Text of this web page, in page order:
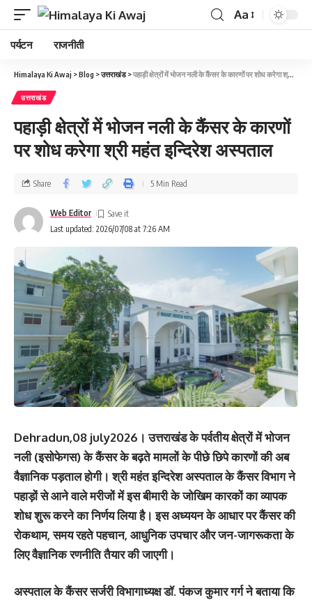
Aa
पर्यटन राजनीती
Himalaya Ki Awaj >Blog >उत्तराखंड>पहाड़ी क्षेत्रों में भोजन नली के कैंसर के कारणों पर शोध करेगा श्री महंत इन्दिरेश अस्पताल
उत्तराखंड
पहाड़ी क्षेत्रों में भोजन नली के कैंसर के कारणों
पर शोध करेगा श्री महंत इन्दिरेश अस्पताल
Last updated: 2026/07/08 at 7:26 AM
Web Editor
Share 5 Min Read
Dehradun,08 july2026। उत्तराखंड के पर्वतीय क्षेत्रों में भोजन
नली (इसोफेगस) के कैंसर के बढ़ते मामलों के पीछे छिपे कारणों की अब
वैज्ञानिक पड़ताल होगी। श्री महंत इन्दिरेश अस्पताल के कैंसर विभाग ने
पहाड़ों से आने वाले मरीजों में इस बीमारी के जोखिम कारकों का व्यापक
शोध शुरू करने का निर्णय लिया है। इस अध्ययन के आधार पर कैंसर की
रोकथाम, समय रहते पहचान, आधुनिक उपचार और जन-जागरूकता के
लिए वैज्ञानिक रणनीति तैयार की जाएगी।
अस्पताल के कैंसर सर्जरी विभागाध्यक्षडॉ. पंकज कुमार गर्गने बताया कि